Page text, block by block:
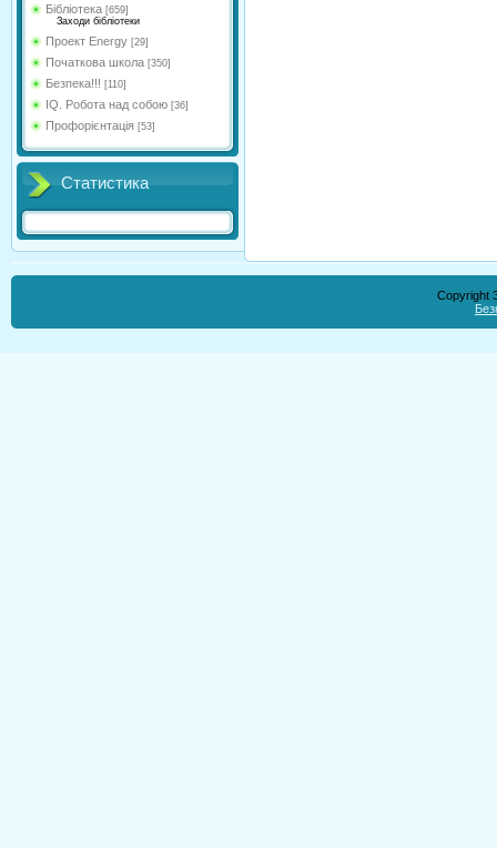
Бібліотека [659]
Заходи бібліотеки
Проект Energy [29]
Початкова школа [350]
Безпека!!! [110]
IQ. Робота над собою [36]
Профорієнтація [53]
Статистика
Copyright